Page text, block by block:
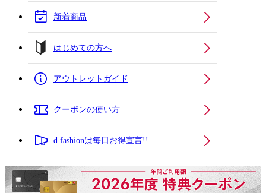
新着商品
はじめての方へ
アウトレットガイド
クーポンの使い方
d fashionは毎日お得宣言!!